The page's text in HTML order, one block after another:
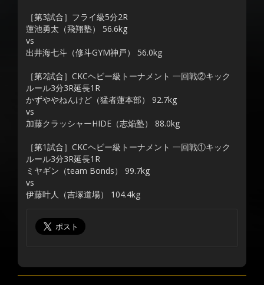
［第3試合］フライ級5分2R
蓮池勇太（飛翔塾） 56.6kg
vs
出井海七斗（修斗GYM神戸） 56.0kg
［第2試合］CKCヘビー級トーナメント 一回戦②キック
ルール3分3R延長1R
かずややねんけど（猛者蓮本部） 92.7kg
vs
加藤クラッシャーHIDE（志焔塾） 88.0kg
［第1試合］CKCヘビー級トーナメント 一回戦①キック
ルール3分3R延長1R
ミヤギン（team Bonds） 99.7kg
vs
伊藤叶人（吉塚道場） 104.4kg